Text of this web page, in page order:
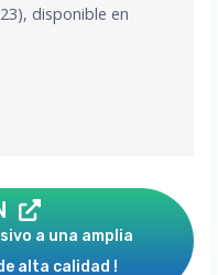
disponible en
a una amplia
alta calidad !